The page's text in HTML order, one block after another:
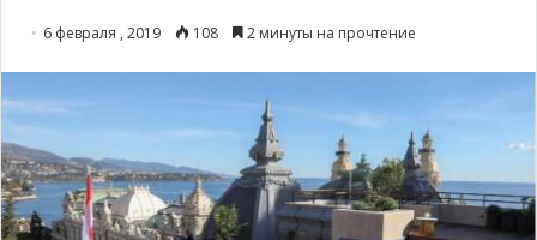
6 февраля , 2019 108 2 минуты на прочтение